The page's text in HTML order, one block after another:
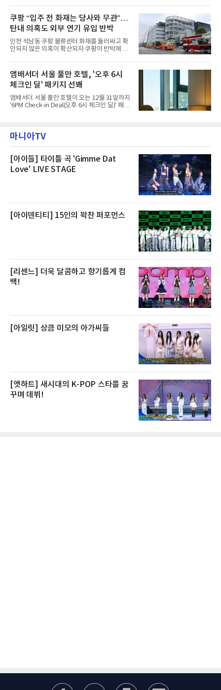
라 극장을 모티브로 한 데코레이션으로 구성됐
다. 무대 공간 및 티켓 박스
필먼트서비스(CFS)가 지난 28일부터 화재 피해
주민을 대상으로 전문 출장 청소서비스 지원에
나섬으로써 본격적인 지역사회 복구 작업이 시
작된 것이다.대피소 주민 중심 청소 접수, 첫날
부터 2가구 지원 완료CFS는 신현초등학교, 신
현북초등학교, 신현여자중학교 등 인천 서해구
관내 임시 대피소 3곳에서 체류해온 화재 피해
민들의 호응 속에 CFS는 즉시 행동에 나섰다. 지
난 28일 오후 전문 청소업체와
쿠팡 “입주 전 화재는 당사와 무관”…
탄내 의혹도 외부 연기 유입 반박
인천 석남동 쿠팡 물류센터 화재를 둘러싸고 확
인되지 않은 의혹이 확산되자 쿠팡이 반박에 나
에 대해서는 외부 화재 연기 유입이라고 설명했
고, 2023년 같은 물류센터에서 발생한 화재에
대해서도 쿠팡 입주 전 공사 과정에서 벌어진 일
이라며 선을 그었다.쿠팡은 21일 인천 물류센터
내부에서 불이 타는 냄새가 났다는 의혹과 관련
해 “사실무근”이라는 입장을 밝혔다.회사 측은
“인근에서 지난 15일 다른 회사에서 발생한 대
것으로 확인됐다”고 설명했다.이어 “정확한 화
재 원인은 추후 조사될
앰배서더 서울 풀만 호텔, '오후 6시
체크인 딜' 패키지 선봬
앰배서더 서울 풀만 호텔이 오는 12월 31일까지
'6PM Check-in Deal(오후 6시 체크인 딜)' 패키
텔 측은 “퇴근 후 또는 주말 도심 속에서 짧지만
온전한 휴식을 원하는 고객들에게 특별한 경험
제큐티브 두 가지 타입으로 구성된다. 디럭스 패
키지는 객실 1박(룸 온리)으로 심플한 호캉스를
즐길 수 있으며, 이그제큐티브 패키지는 객실 1
마니아TV
[아이들] 타이틀 곡 'Gimme Dat
Love' LIVE STAGE
[아이덴티티] 15인의 꽉찬 퍼포먼스
[리센느] 더욱 달콤하고 향기롭게 컴
백!
[아일릿] 상큼 미모의 아가씨들
[앳하트] 새시대의 K-POP 스타를 꿈
꾸며 데뷔!